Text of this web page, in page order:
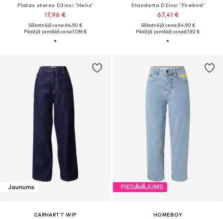
Platas staras Džinsi 'Helix'
17,96 €
Sākotnējā cena: 64,90 €
Pēdējā zemākā cena:17,96 €
Standarta Džinsi 'Firebird'
67,41 €
Sākotnējā cena: 84,90 €
Pēdējā zemākā cena:67,92 €
Jaunums
CARHARTT WIP
PIEDĀVĀJUMS
HOMEBOY